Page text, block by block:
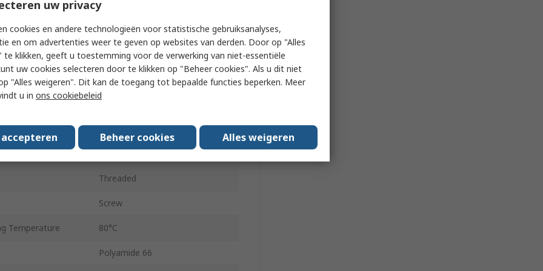
Plug
Female
IP67
Angled
60V ac/dc
Threaded
Screw
Temperature 80°C
Polyamide 66
uw privacy
cookies en andere technologieën voor statistische gebruiksanalyses,
en om advertenties weer te geven op websites van derden. Door op "Alles
te klikken, geeft u toestemming voor de verwerking van niet-essentiële
uw cookies selecteren door te klikken op "Beheer cookies". Als u dit niet
"Alles weigeren". Dit kan de toegang tot bepaalde functies beperken. Meer
u in ons cookiebeleid
Beheer cookies Alles weigeren